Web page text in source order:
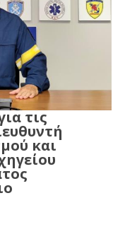
τις
και